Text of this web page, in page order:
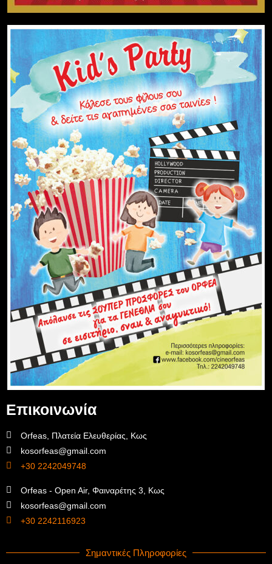
Επικοινωνία
Orfeas, Πλατεία Ελευθερίας, Κως
kosorfeas@gmail.com
+30 2242049748
Orfeas - Open Air, Φαιναρέτης 3, Κως
kosorfeas@gmail.com
+30 2242116923
Σημαντικές Πληροφορίες